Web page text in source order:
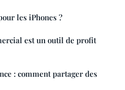
les iPhones ?
est un outil de profit
: comment partager des